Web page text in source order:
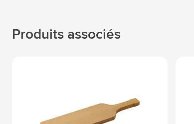
Produits associés